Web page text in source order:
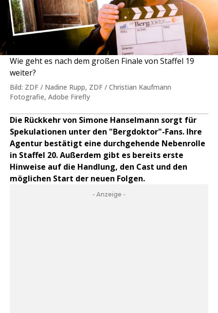
Wie geht es nach dem großen Finale von Staffel 19
weiter?
Bild: ZDF / Nadine Rupp, ZDF / Christian Kaufmann
Fotografie, Adobe Firefly
Die Rückkehr von Simone Hanselmann sorgt für
Spekulationen unter den "Bergdoktor"-Fans. Ihre
Agentur bestätigt eine durchgehende Nebenrolle
in Staffel 20. Außerdem gibt es bereits erste
Hinweise auf die Handlung, den Cast und den
möglichen Start der neuen Folgen.
- Anzeige -